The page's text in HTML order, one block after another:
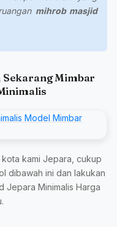
mihrob masjid
Sekarang Mimbar
kami Jepara, cukup
dibawah ini dan lakukan
Jepara Minimalis Harga